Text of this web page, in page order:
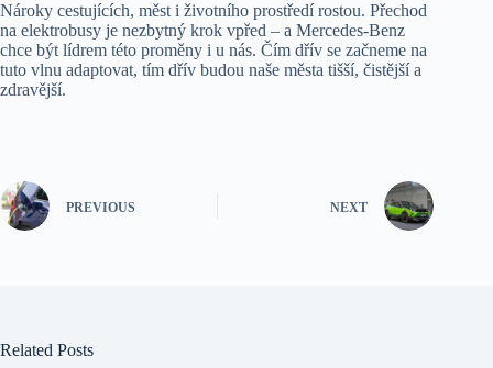
Nároky cestujících, měst i životního prostředí rostou. Přechod
na elektrobusy je nezbytný krok vpřed – a Mercedes-Benz
chce být lídrem této proměny i u nás. Čím dřív se začneme na
tuto vlnu adaptovat, tím dřív budou naše města tišší, čistější a
zdravější.
PREVIOUS NEXT
Related Posts